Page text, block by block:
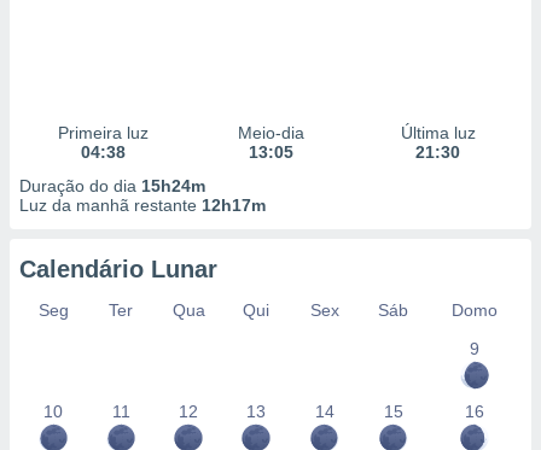
Primeira luz
04:38
Meio-dia
13:05
Última luz
21:30
Duração do dia 15h24m
Luz da manhã restante 12h17m
Calendário Lunar
Seg Ter Qua Qui Sex Sáb
Domo
9
10 11 12 13 14 15 16